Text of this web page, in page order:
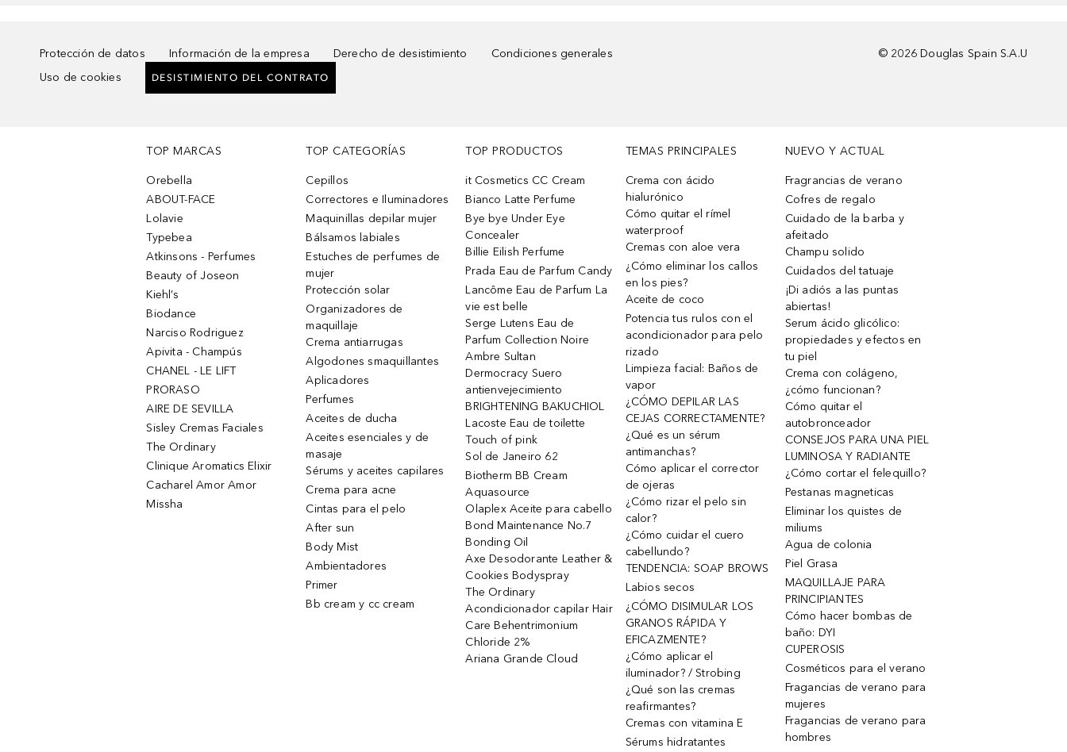
Protección de datos Información de la empresa Derecho de desistimiento
Condiciones generales
Uso de cookies
DESISTIMIENTO DEL CONTRATO
© 2026 Douglas Spain S.A.U
TOP MARCAS
Orebella
ABOUT-FACE
Lolavie
Typebea
Atkinsons - Perfumes
Beauty of Joseon
Kiehl’s
Biodance
Narciso Rodriguez
Apivita - Champús
CHANEL - LE LIFT
PRORASO
AIRE DE SEVILLA
Sisley Cremas Faciales
The Ordinary
Clinique Aromatics Elixir
Cacharel Amor Amor
Missha
TOP CATEGORÍAS
Cepillos
Correctores e Iluminadores
Maquinillas depilar mujer
Bálsamos labiales
Estuches de perfumes de
mujer
Protección solar
Organizadores de
maquillaje
Crema antiarrugas
Algodones smaquillantes
Aplicadores
Perfumes
Aceites de ducha
Aceites esenciales y de
masaje
Sérums y aceites capilares
Crema para acne
Cintas para el pelo
After sun
Body Mist
Ambientadores
Primer
Bb cream y cc cream
TOP PRODUCTOS
it Cosmetics CC Cream
Bianco Latte Perfume
Bye bye Under Eye
Concealer
Billie Eilish Perfume
Prada Eau de Parfum Candy
Lancôme Eau de Parfum La
vie est belle
Serge Lutens Eau de
Parfum Collection Noire
Ambre Sultan
Dermocracy Suero
antienvejecimiento
BRIGHTENING BAKUCHIOL
Lacoste Eau de toilette
Touch of pink
Sol de Janeiro 62
Biotherm BB Cream
Aquasource
Olaplex Aceite para cabello
Bond Maintenance No.7
Bonding Oil
Axe Desodorante Leather &
Cookies Bodyspray
The Ordinary
Acondicionador capilar Hair
Care Behentrimonium
Chloride 2%
Ariana Grande Cloud
TEMAS PRINCIPALES
Crema con ácido
hialurónico
Cómo quitar el rímel
waterproof
Cremas con aloe vera
¿Cómo eliminar los callos
en los pies?
Aceite de coco
Potencia tus rulos con el
acondicionador para pelo
rizado
Limpieza facial: Baños de
vapor
¿CÓMO DEPILAR LAS
CEJAS CORRECTAMENTE?
¿Qué es un sérum
antimanchas?
Cómo aplicar el corrector
de ojeras
¿Cómo rizar el pelo sin
calor?
¿Cómo cuidar el cuero
cabellundo?
TENDENCIA: SOAP BROWS
Labios secos
¿CÓMO DISIMULAR LOS
GRANOS RÁPIDA Y
EFICAZMENTE?
¿Cómo aplicar el
iluminador? / Strobing
¿Qué son las cremas
reafirmantes?
Cremas con vitamina E
Sérums hidratantes
NUEVO Y ACTUAL
Fragrancias de verano
Cofres de regalo
Cuidado de la barba y
afeitado
Champu solido
Cuidados del tatuaje
¡Di adiós a las puntas
abiertas!
Serum ácido glicólico:
propiedades y efectos en
tu piel
Crema con colágeno,
¿cómo funcionan?
Cómo quitar el
autobronceador
CONSEJOS PARA UNA PIEL
LUMINOSA Y RADIANTE
¿Cómo cortar el felequillo?
Pestanas magneticas
Eliminar los quistes de
miliums
Agua de colonia
Piel Grasa
MAQUILLAJE PARA
PRINCIPIANTES
Cómo hacer bombas de
baño: DYI
CUPEROSIS
Cosméticos para el verano
Fragancias de verano para
mujeres
Fragancias de verano para
hombres